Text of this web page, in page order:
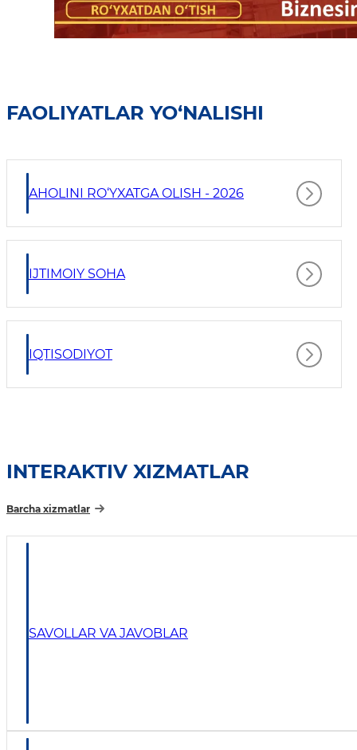
FAOLIYATLAR YO‘NALISHI
AHOLINI RO‘YXATGA OLISH - 2026
IJTIMOIY SOHA
IQTISODIYOT
INTERAKTIV XIZMATLAR
Barcha xizmatlar
SAVOLLAR VA JAVOBLAR